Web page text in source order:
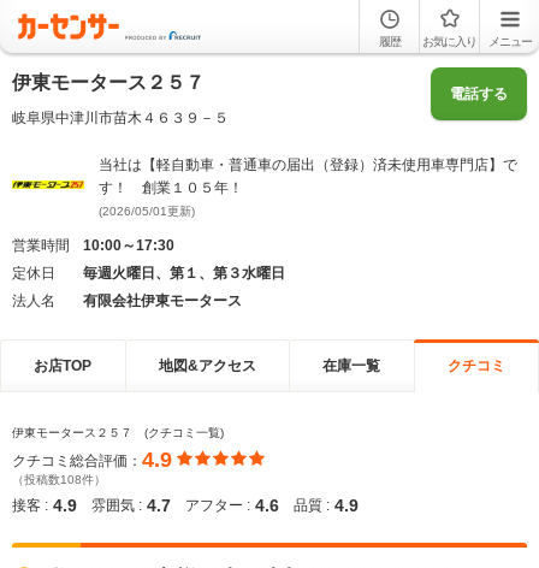
履歴 お気に入り メニュー
伊東モータース２５７
岐阜県中津川市苗木４６３９－５
電話する
当社は【軽自動車・普通車の届出（登録）済未使用車専門店】で
す！ 創業１０５年！
(2026/05/01更新)
営業時間
10:00～17:30
定休日
毎週火曜日、第１、第３水曜日
法人名
有限会社伊東モータース
お店TOP 地図&アクセス 在庫一覧 クチコミ
伊東モータース２５７ (クチコミ一覧)
クチコミ総合評価： 4.9
（投稿数108件）
接客 : 4.9 雰囲気 : 4.7 アフター : 4.6 品質 : 4.9